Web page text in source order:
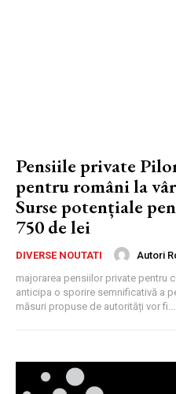
Pensiile private
pentru români la
Surse potențiale
750 de lei
DIVERSE NOUTATI Autori
majorarea pensiilor private pentru
anticipa o sporire semnificativă a
măsuri propuse de autorități vor fi...